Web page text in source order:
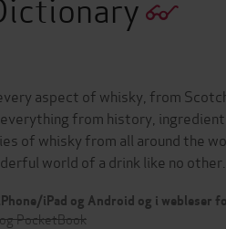
aspect of whisky, from
from history,
of whisky from all around the
world of a drink like no other.
iPad og Android og i webleser
PocketBook